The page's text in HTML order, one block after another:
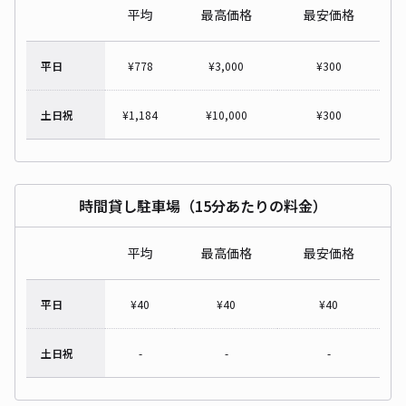
平均 最高価格 最安価格
平日 ¥778 ¥3,000 ¥300
土日祝 ¥1,184 ¥10,000 ¥300
時間貸し駐車場（15分あたりの料金）
平均 最高価格 最安価格
平日 ¥40 ¥40 ¥40
土日祝 - - -